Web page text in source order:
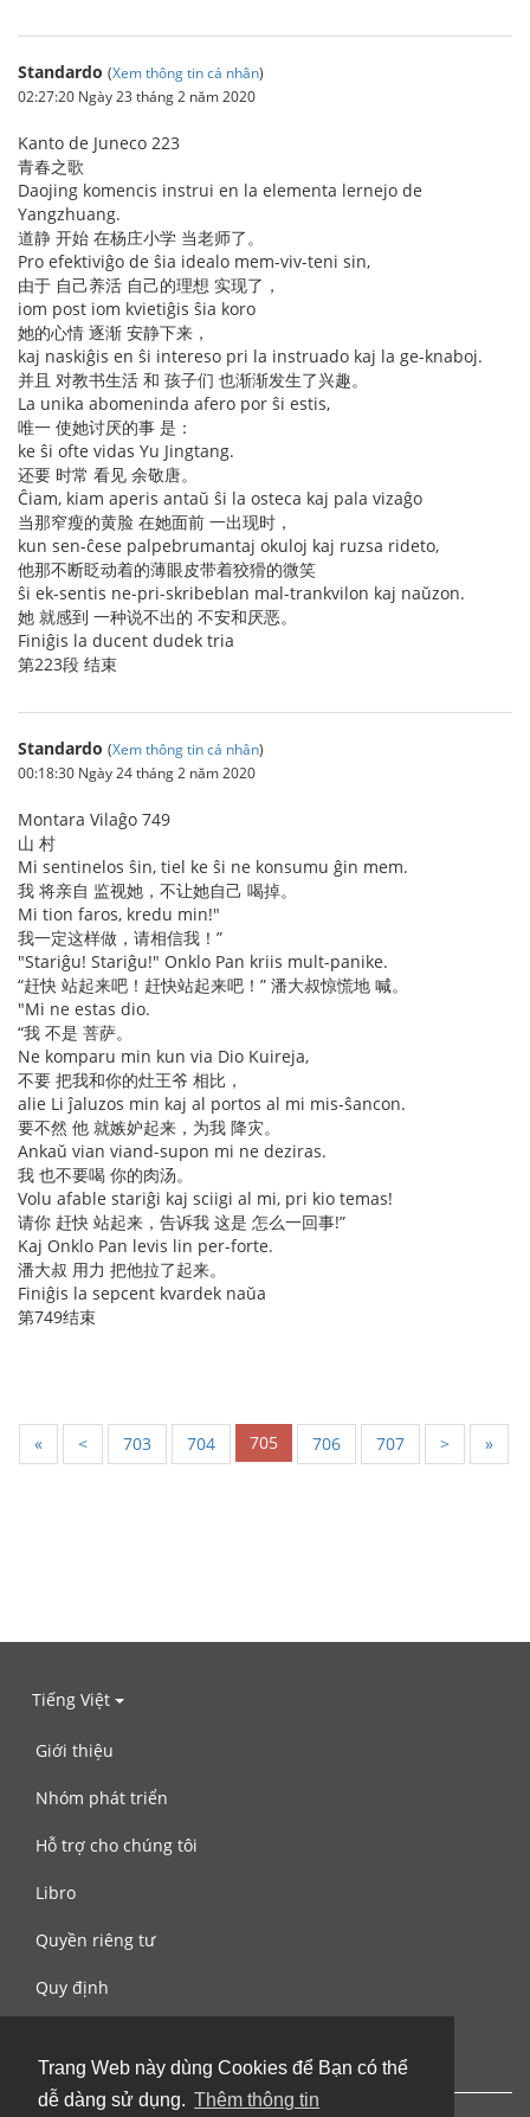
Trang Web này dùng Cookies để Bạn có thể
dễ dàng sử dụng. Thêm thông tin
Standardo (Xem thông tin cá nhân)
02:27:20 Ngày 23 tháng 2 năm 2020
Kanto de Juneco 223
青春之歌
Daojing komencis instrui en la elementa lernejo de
Yangzhuang.
道静 开始 在杨庄小学 当老师了。
Pro efektiviĝo de ŝia idealo mem-viv-teni sin,
由于 自己养活 自己的理想 实现了，
iom post iom kvietiĝis ŝia koro
她的心情 逐渐 安静下来，
kaj naskiĝis en ŝi intereso pri la instruado kaj la ge-knaboj.
并且 对教书生活 和 孩子们 也渐渐发生了兴趣。
La unika abomeninda afero por ŝi estis,
唯一 使她讨厌的事 是：
ke ŝi ofte vidas Yu Jingtang.
还要 时常 看见 余敬唐。
Ĉiam, kiam aperis antaŭ ŝi la osteca kaj pala vizaĝo
当那窄瘦的黄脸 在她面前 一出现时，
kun sen-ĉese palpebrumantaj okuloj kaj ruzsa rideto,
他那不断眨动着的薄眼皮带着狡猾的微笑
ŝi ek-sentis ne-pri-skribeblan mal-trankvilon kaj naŭzon.
她 就感到 一种说不出的 不安和厌恶。
Finiĝis la ducent dudek tria
第223段 结束
Standardo (Xem thông tin cá nhân)
00:18:30 Ngày 24 tháng 2 năm 2020
Montara Vilaĝo 749
山 村
Mi sentinelos ŝin, tiel ke ŝi ne konsumu ĝin mem.
我 将亲自 监视她，不让她自己 喝掉。
Mi tion faros, kredu min!"
我一定这样做，请相信我！”
"Stariĝu! Stariĝu!" Onklo Pan kriis mult-panike.
“赶快 站起来吧！赶快站起来吧！” 潘大叔惊慌地 喊。
"Mi ne estas dio.
“我 不是 菩萨。
Ne komparu min kun via Dio Kuireja,
不要 把我和你的灶王爷 相比，
alie Li ĵaluzos min kaj al portos al mi mis-ŝancon.
要不然 他 就嫉妒起来，为我 降灾。
Ankaŭ vian viand-supon mi ne deziras.
我 也不要喝 你的肉汤。
Volu afable stariĝi kaj sciigi al mi, pri kio temas!
请你 赶快 站起来，告诉我 这是 怎么一回事!”
Kaj Onklo Pan levis lin per-forte.
潘大叔 用力 把他拉了起来。
Finiĝis la sepcent kvardek naŭa
第749结束
« < 703 704 705 706 707 > »
Tiếng Việt
Giới thiệu
Nhóm phát triển
Hỗ trợ cho chúng tôi
Libro
Quyền riêng tư
Quy định